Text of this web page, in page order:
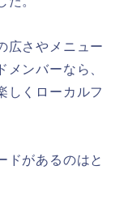
広さやメニュー
ンバーなら、
しくローカルフ
ドがあるのはと